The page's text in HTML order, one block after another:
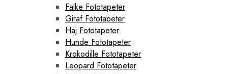
Falke Fototapeter
Giraf Fototapeter
Haj Fototapeter
Hunde Fototapeter
Krokodille Fototapeter
Leopard Fototapeter